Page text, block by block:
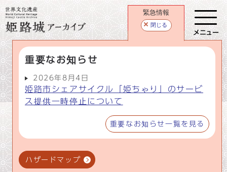
緊急情報
閉じる
重要なお知らせ
2026年8月4日
姫路市シェアサイクル「姫ちゃり」のサービ
ス提供一時停止について
重要なお知らせ一覧を見る
ハザードマップ
メニュー